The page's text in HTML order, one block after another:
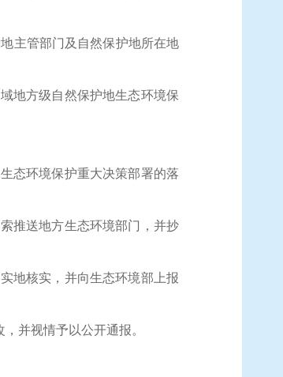
主管部门及自然保护地所在地
地方级自然保护地生态环境保
态环境保护重大决策部署的落
推送地方生态环境部门，并抄
地核实，并向生态环境部上报
并视情予以公开通报。